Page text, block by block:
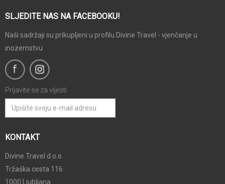
SLJEDITE NAS NA FACEBOOKU!
Naši sadržaji su prikupljeni u profilu Divine Travel - vjenčanje u
inozemstvu
Prijavite se za vijesti
KONTAKT
Divine Travel d.o.o
Tržaška cesta 116
1000 Ljubljana